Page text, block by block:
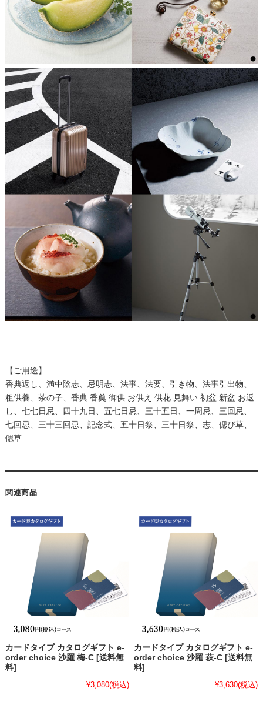
【ご用途】
香典返し、満中陰志、忌明志、法事、法要、引き物、法事引出物、
粗供養、茶の子、香典 香奠 御供 お供え 供花 見舞い 初盆 新盆 お返
し、七七日忌、四十九日、五七日忌、三十五日、一周忌、三回忌、
七回忌、三十三回忌、記念式、五十日祭、三十日祭、志、偲び草、
偲草
関連商品
カードタイプ カタログギフト e-
order choice 沙羅 梅-C [送料無
料]
¥3,080(税込)
カードタイプ カタログギフト e-
order choice 沙羅 萩-C [送料無
料]
¥3,630(税込)